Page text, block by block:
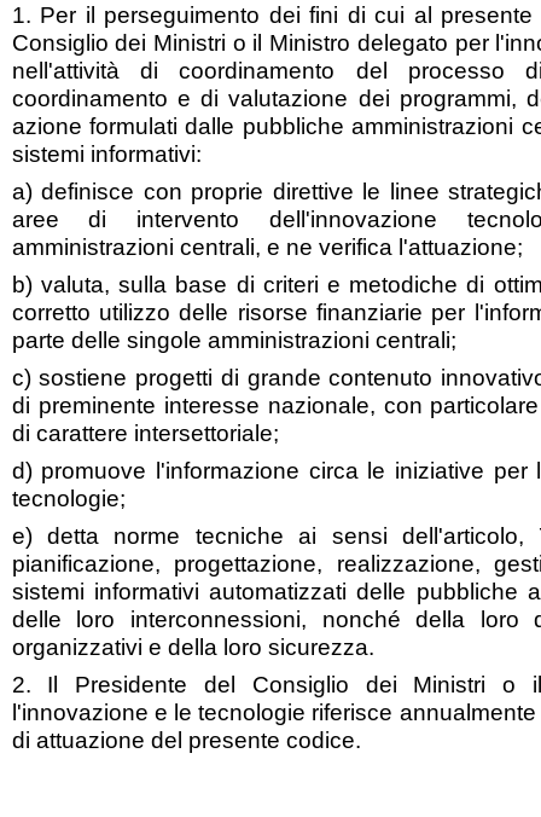
1. Per il perseguimento dei fini di cui al
Consiglio dei Ministri o il Ministro delegato per
nell'attività di coordinamento del processo
coordinamento e di valutazione dei programmi,
azione formulati dalle pubbliche amministrazioni
sistemi informativi:
a) definisce con proprie direttive le linee
aree di intervento dell'innovazione
amministrazioni centrali, e ne verifica l'attuazione;
b) valuta, sulla base di criteri e metodiche di
corretto utilizzo delle risorse finanziarie per
parte delle singole amministrazioni centrali;
c) sostiene progetti di grande contenuto
di preminente interesse nazionale, con
di carattere intersettoriale;
d) promuove l'informazione circa le iniziative per
tecnologie;
e) detta norme tecniche ai sensi
pianificazione, progettazione, realizzazione,
sistemi informativi automatizzati delle pubbliche
delle loro interconnessioni, nonché della loro
organizzativi e della loro sicurezza.
2. Il Presidente del Consiglio dei Ministri o
l'innovazione e le tecnologie riferisce
di attuazione del presente codice.